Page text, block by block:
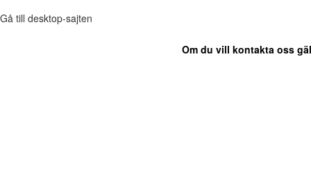
Gå till desktop-sajten
Om du vill kontakta oss